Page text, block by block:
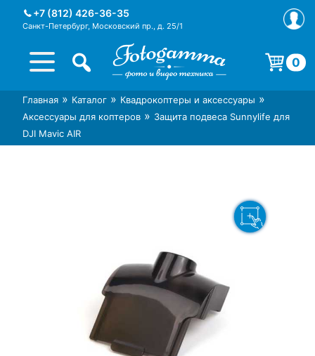
+7 (812) 426-36-35
Санкт-Петербург, Московский пр., д. 25/1
Интернет-магазин фототехники
Foto-Gamma в СПб
Магазин фотоаксессуаров foto-
gamma.ru
0
Корзина пуста.
Главная » Каталог » Квадрокоптеры и аксессуары »
Аксессуары для коптеров » Защита подвеса Sunnylife для
DJI Mavic AIR